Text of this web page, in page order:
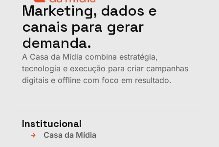
Marketing, dados e
canais para gerar
demanda.
A Casa da Mídia combina estratégia,
tecnologia e execução para criar campanhas
digitais e offline com foco em resultado.
Institucional
Casa da Mídia